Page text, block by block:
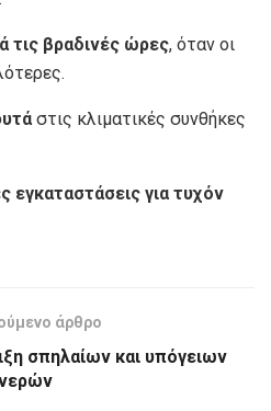
τις βραδινές ώρες, όταν οι
στις κλιματικές συνθήκες
εγκαταστάσεις για τυχόν
άρθρο
σπηλαίων και υπόγειων